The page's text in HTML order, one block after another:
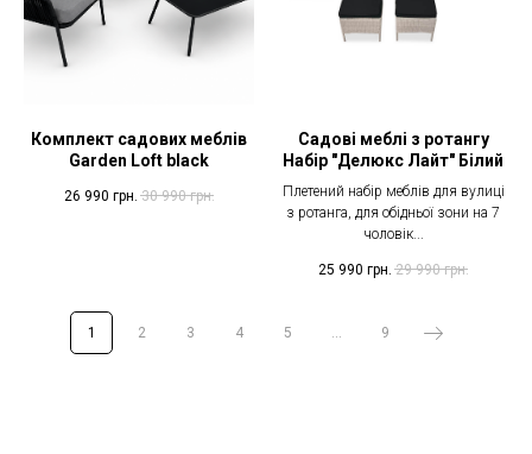
Комплект садових меблів
Garden Loft black
26 990 грн. 30 990 грн.
Садові меблі з ротангу
Набір "Делюкс Лайт" Білий
Плетений набір меблів для вулиці
з ротанга, для обідньої зони на 7
чоловік...
25 990 грн. 29 990 грн.
1 2 3 4 5 9